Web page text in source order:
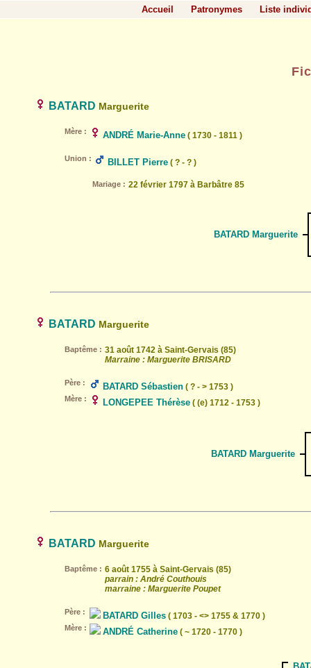
Accueil Patronymes Liste
BATARD Marguerite
Mère : ANDRÉ Marie-Anne ( 1730 - 1811 )
Union : BILLET Pierre ( ? - ? )
Mariage : 22 février 1797 à Barbâtre 85
BATARD Marguerite
BATARD Marguerite
Baptême : 31 août 1742 à Saint-Gervais (85)
Marraine : Marguerite BRISARD
Père : BATARD Sébastien ( ? - > 1753 )
Mère : LONGEPEE Thérèse ( (e) 1712 - 1753 )
BATARD Marguerite
BATARD Marguerite
Baptême : 6 août 1755 à Saint-Gervais (85)
parrain : André Couthouis
marraine : Marguerite Poupet
Père : BATARD Gilles ( 1703 - <> 1755 & 1770 )
Mère : ANDRÉ Catherine ( ~ 1720 - 1770 )